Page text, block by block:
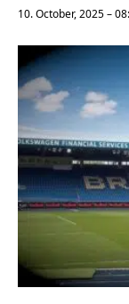
10. October, 2025 –